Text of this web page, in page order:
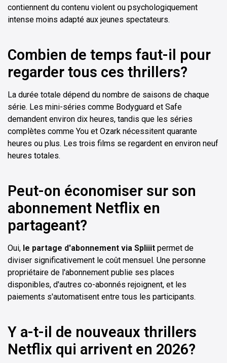
contiennent du contenu violent ou psychologiquement
intense moins adapté aux jeunes spectateurs.
Combien de temps faut-il pour
regarder tous ces thrillers?
La durée totale dépend du nombre de saisons de chaque
série. Les mini-séries comme Bodyguard et Safe
demandent environ dix heures, tandis que les séries
complètes comme You et Ozark nécessitent quarante
heures ou plus. Les trois films se regardent en environ neuf
heures totales.
Peut-on économiser sur son
abonnement Netflix en
partageant?
Oui, le partage d'abonnement via Spliiit permet de
diviser significativement le coût mensuel. Une personne
propriétaire de l'abonnement publie ses places
disponibles, d'autres co-abonnés rejoignent, et les
paiements s'automatisent entre tous les participants.
Y a-t-il de nouveaux thrillers
Netflix qui arrivent en 2026?